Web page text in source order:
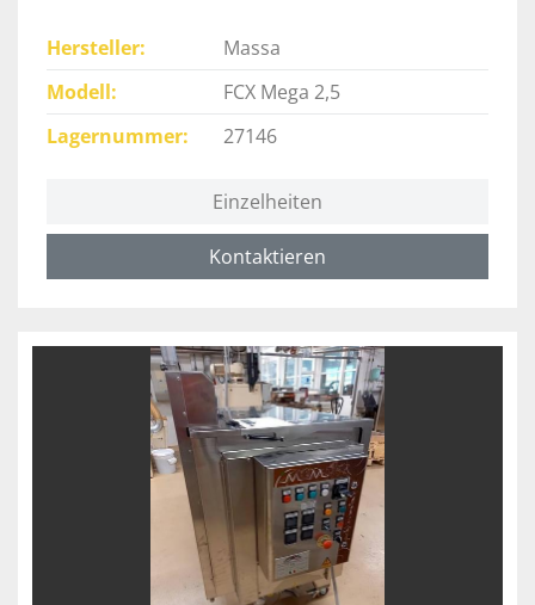
Hersteller
Massa
Modell
FCX Mega 2,5
Lagernummer
27146
Einzelheiten
Kontaktieren